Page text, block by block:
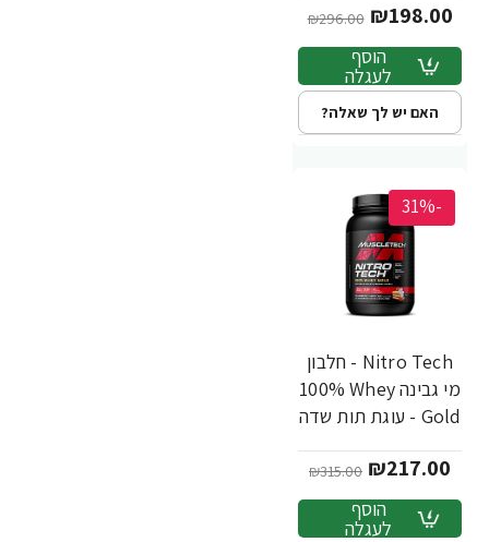
₪198.00
₪296.00
הוסף
לעגלה
האם יש לך שאלה?
-31%
Nitro Tech - חלבון
מי גבינה 100%‎ Whey
Gold - עוגת תות שדה
MuscleTech
₪217.00
₪315.00
הוסף
לעגלה